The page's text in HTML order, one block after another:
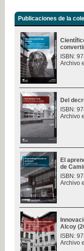
Publicaciones de la
ISBN:
Archivo
Del
ISBN:
Archivo
El
de
ISBN:
Archivo
Alcoy
ISBN:
Archivo